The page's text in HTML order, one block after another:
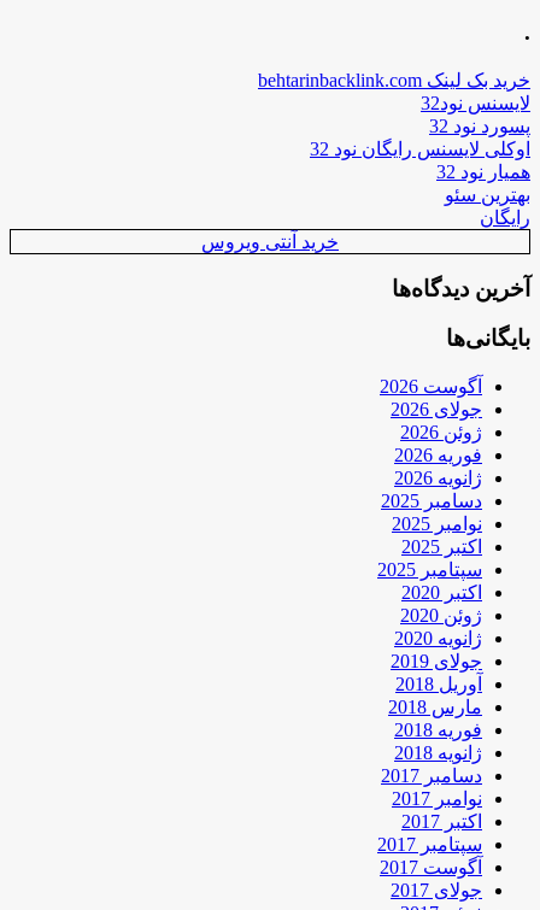
.
خرید بک لینک behtarinbacklink.com
لایسنس نود32
پسورد نود 32
اوکلی لایسنس رایگان نود 32
همیار نود 32
بهترین سئو
رایگان
خرید آنتی ویروس
آخرین دیدگاه‌ها
بایگانی‌ها
آگوست 2026
جولای 2026
ژوئن 2026
فوریه 2026
ژانویه 2026
دسامبر 2025
نوامبر 2025
اکتبر 2025
سپتامبر 2025
اکتبر 2020
ژوئن 2020
ژانویه 2020
جولای 2019
آوریل 2018
مارس 2018
فوریه 2018
ژانویه 2018
دسامبر 2017
نوامبر 2017
اکتبر 2017
سپتامبر 2017
آگوست 2017
جولای 2017